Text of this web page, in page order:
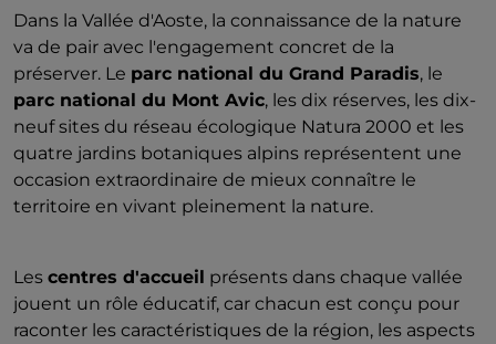
Dans la Vallée d'Aoste, la connaissance de la nature
va de pair avec l'engagement concret de la
préserver. Le parc national du Grand Paradis, le
parc national du Mont Avic, les dix réserves, les dix-
neuf sites du réseau écologique Natura 2000 et les
quatre jardins botaniques alpins représentent une
occasion extraordinaire de mieux connaître le
territoire en vivant pleinement la nature.
Les centres d'accueil présents dans chaque vallée
jouent un rôle éducatif, car chacun est conçu pour
raconter les caractéristiques de la région, les aspects